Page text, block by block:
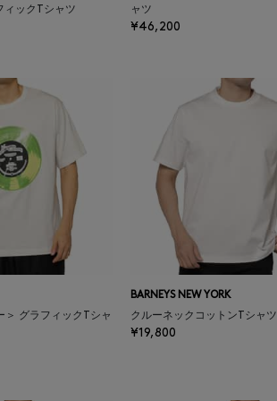
ィックTシャツ ャツ
¥46,200
＞ グラフィックTシャ
BARNEYS NEW YORK
クルーネックコットンTシャツ
¥19,800